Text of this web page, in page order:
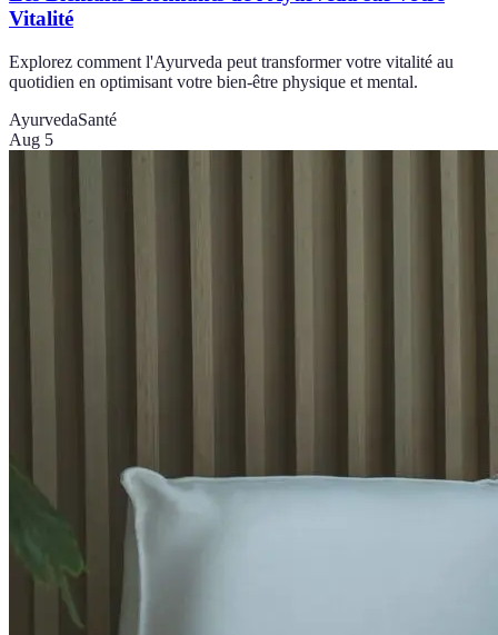
Vitalité
Explorez comment l'Ayurveda peut transformer votre vitalité au
quotidien en optimisant votre bien-être physique et mental.
AyurvedaSanté
Aug 5